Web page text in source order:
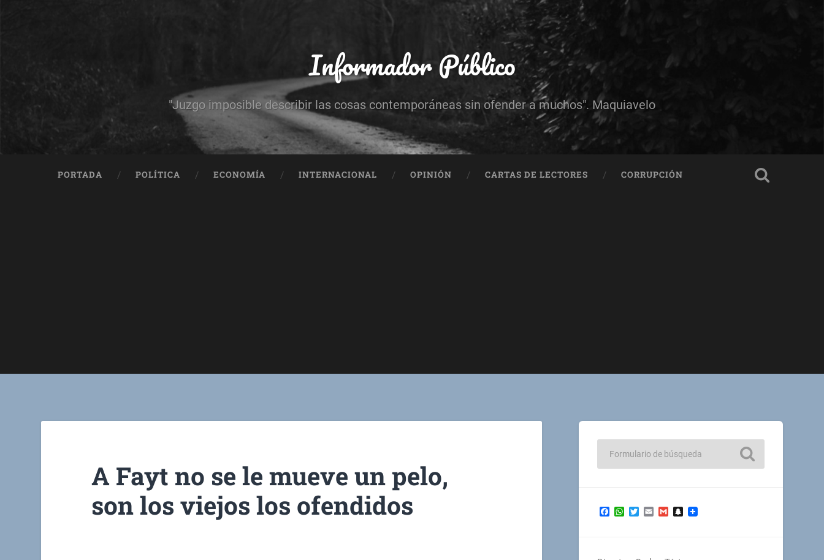
Informador Público
"Juzgo imposible describir las cosas contemporáneas sin ofender a muchos". Maquiavelo
PORTADA POLÍTICA ECONOMÍA INTERNACIONAL OPINIÓN CARTAS DE LECTORES CORRUPCIÓN
A Fayt no se le mueve un pelo,
son los viejos los ofendidos
Facebook
WhatsApp
TwitterEmailGmailSnapchat